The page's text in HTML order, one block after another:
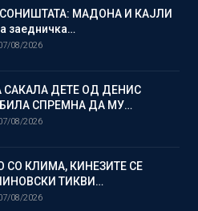
МАДОНА И КАЈЛИ
заедничка…
08/2026
ДЕТЕ ОД ДЕНИС
СПРЕМНА ДА МУ…
08/2026
СО КЛИМА, КИНЕЗИТЕ СЕ
ТИКВИ…
08/2026